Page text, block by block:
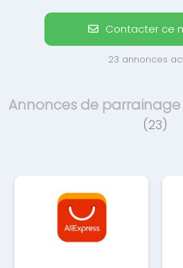
Contacter ce
23 annonces
Annonces de
(23)